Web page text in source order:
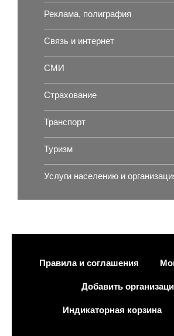
Реклама, полиграфия
Связь и интернет
СМИ
Страхование
Транспорт
Туризм
Услуги населению и
Правила и соглашения
Добавить
Индикаторная корзина